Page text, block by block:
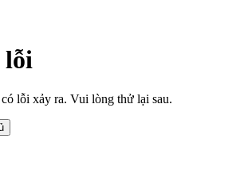
lỗi
lỗi xảy ra. Vui lòng thử lại sau.